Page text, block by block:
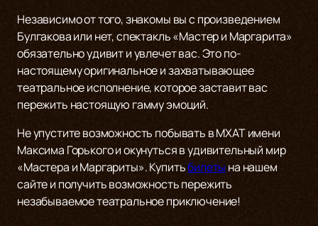
Независимо от того, знакомы вы с произведением
Булгакова или нет, спектакль «Мастер и Маргарита»
обязательно удивит и увлечет вас. Это по-
настоящему оригинальное и захватывающее
театральное исполнение, которое заставит вас
пережить настоящую гамму эмоций.
Не упустите возможность побывать в МХАТ имени
Максима Горького и окунуться в удивительный мир
«Мастера и Маргариты». Купитьбилеты на нашем
сайте и получить возможность пережить
незабываемое театральное приключение!